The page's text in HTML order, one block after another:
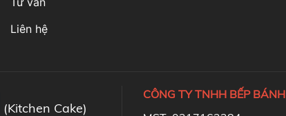
Liên hệ
(Kitchen Cake)
CÔNG TY TNHH BẾP BÁNH